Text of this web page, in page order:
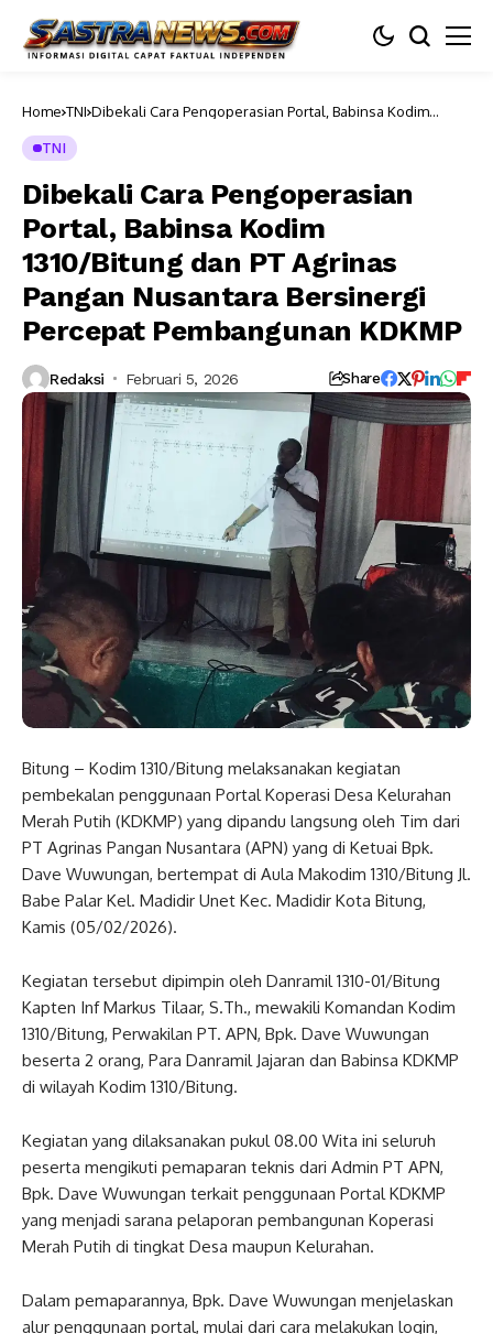
Home TNI Dibekali Cara Pengoperasian Portal, Babinsa Kodim
TNI
Dibekali Cara Pengoperasian
Portal, Babinsa Kodim
1310/Bitung dan PT Agrinas
Pangan Nusantara Bersinergi
Percepat Pembangunan KDKMP
Redaksi Februari 5, 2026 Share
Bitung – Kodim 1310/Bitung melaksanakan kegiatan
pembekalan penggunaan Portal Koperasi Desa Kelurahan
Merah Putih (KDKMP) yang dipandu langsung oleh Tim dari
PT Agrinas Pangan Nusantara (APN) yang di Ketuai Bpk.
Dave Wuwungan, bertempat di Aula Makodim 1310/Bitung Jl.
Babe Palar Kel. Madidir Unet Kec. Madidir Kota Bitung,
Kamis (05/02/2026).
Kegiatan tersebut dipimpin oleh Danramil 1310-01/Bitung
Kapten Inf Markus Tilaar, S.Th., mewakili Komandan Kodim
1310/Bitung, Perwakilan PT. APN, Bpk. Dave Wuwungan
beserta 2 orang, Para Danramil Jajaran dan Babinsa KDKMP
di wilayah Kodim 1310/Bitung.
Kegiatan yang dilaksanakan pukul 08.00 Wita ini seluruh
peserta mengikuti pemaparan teknis dari Admin PT APN,
Bpk. Dave Wuwungan terkait penggunaan Portal KDKMP
yang menjadi sarana pelaporan pembangunan Koperasi
Merah Putih di tingkat Desa maupun Kelurahan.
Dalam pemaparannya, Bpk. Dave Wuwungan menjelaskan
alur penggunaan portal, mulai dari cara melakukan login,